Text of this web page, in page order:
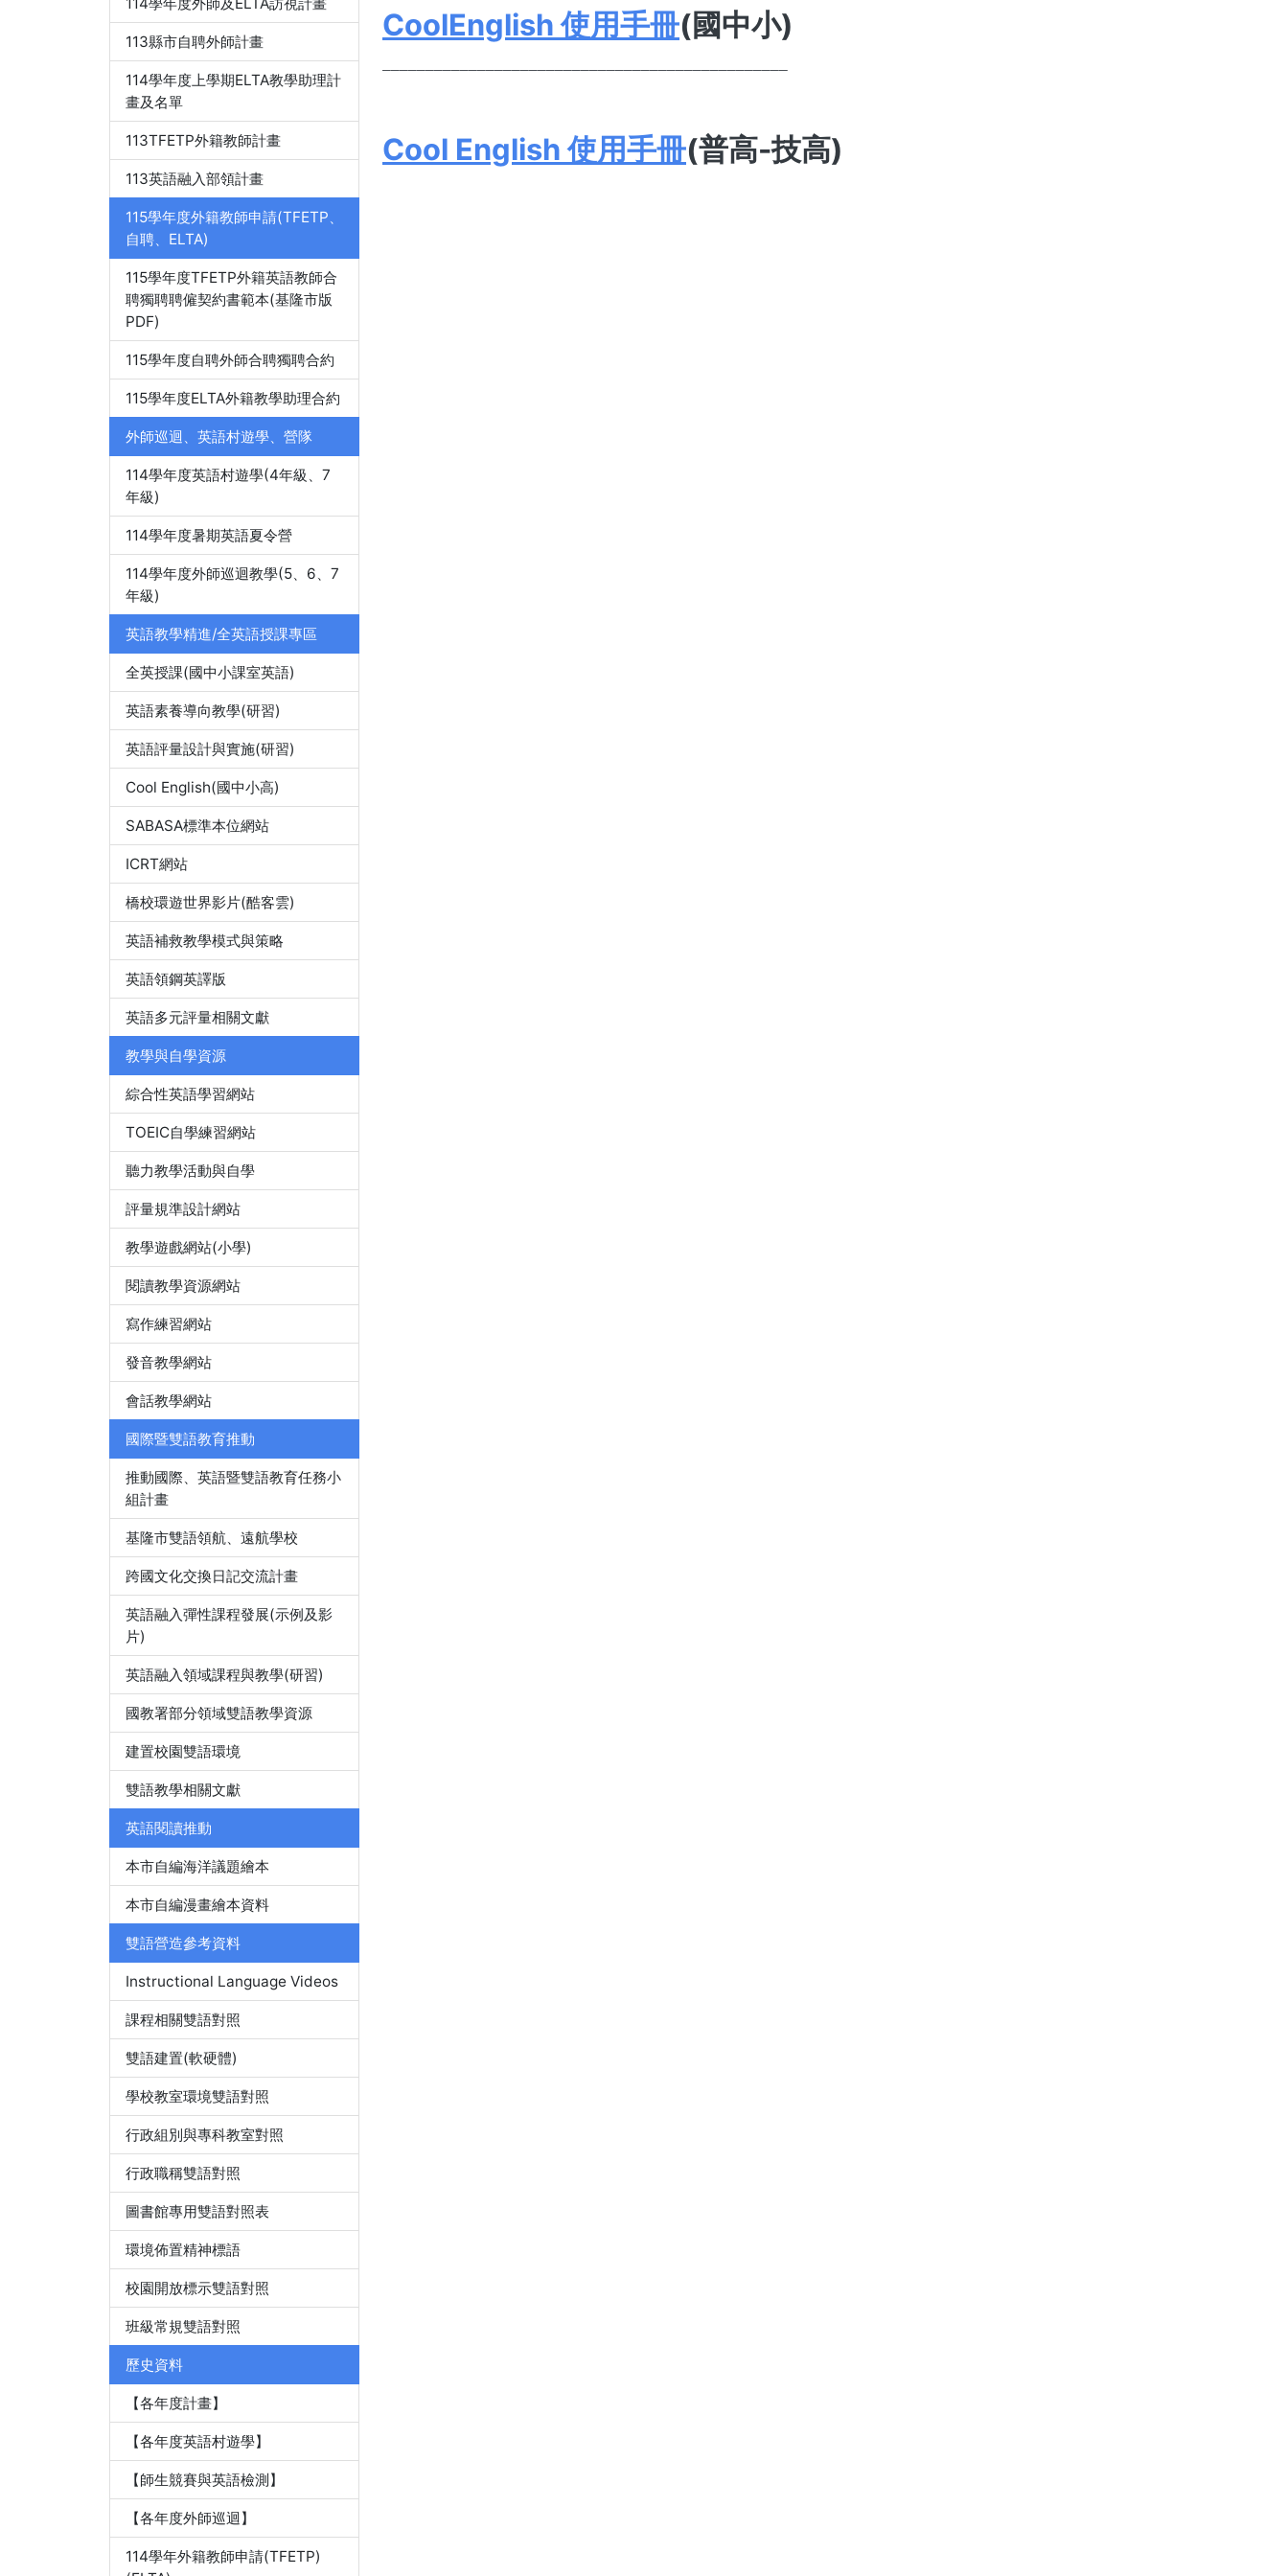
113縣市自聘外師計畫
114學年度上學期ELTA教學助理計
畫及名單
113TFETP外籍教師計畫
113英語融入部領計畫
115學年度外籍教師申請(TFETP、
自聘、ELTA)
115學年度TFETP外籍英語教師合
聘獨聘聘僱契約書範本(基隆市版
PDF)
115學年度自聘外師合聘獨聘合約
115學年度ELTA外籍教學助理合約
外師巡迴、英語村遊學、營隊
114學年度英語村遊學(4年級、7
年級)
114學年度暑期英語夏令營
114學年度外師巡迴教學(5、6、7
年級)
英語教學精進/全英語授課專區
全英授課(國中小課室英語)
英語素養導向教學(研習)
英語評量設計與實施(研習)
Cool English(國中小高)
SABASA標準本位網站
ICRT網站
橋校環遊世界影片(酷客雲)
英語補救教學模式與策略
英語領鋼英譯版
英語多元評量相關文獻
教學與自學資源
綜合性英語學習網站
TOEIC自學練習網站
聽力教學活動與自學
評量規準設計網站
教學遊戲網站(小學)
閱讀教學資源網站
寫作練習網站
發音教學網站
會話教學網站
國際暨雙語教育推動
推動國際、英語暨雙語教育任務小
組計畫
基隆市雙語領航、遠航學校
跨國文化交換日記交流計畫
英語融入彈性課程發展(示例及影
片)
英語融入領域課程與教學(研習)
國教署部分領域雙語教學資源
建置校園雙語環境
雙語教學相關文獻
英語閱讀推動
本市自編海洋議題繪本
本市自編漫畫繪本資料
雙語營造參考資料
Instructional Language Videos
課程相關雙語對照
雙語建置(軟硬體)
學校教室環境雙語對照
行政組別與專科教室對照
行政職稱雙語對照
圖書館專用雙語對照表
環境佈置精神標語
校園開放標示雙語對照
班級常規雙語對照
歷史資料
【各年度計畫】
【各年度英語村遊學】
【師生競賽與英語檢測】
【各年度外師巡迴】
114學年外籍教師申請(TFETP)
CoolEnglish 使用手冊(國中小)
Cool English 使用手冊(普高-技高)